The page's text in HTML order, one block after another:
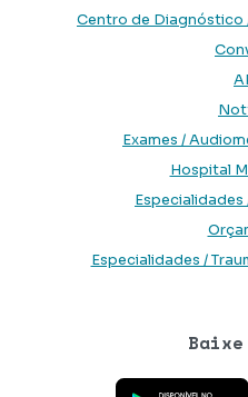
Centro de
Exames /
Hospital
Especialidades /
Baixe o aplicativo